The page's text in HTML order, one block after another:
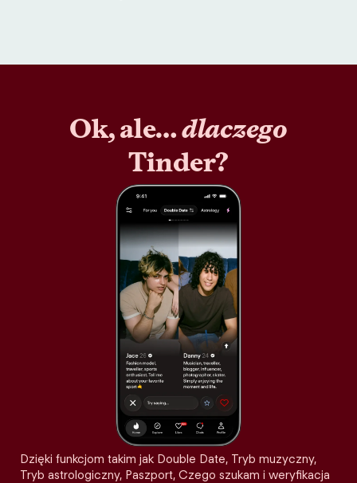
Ok, ale…dlaczego
Tinder?
Dzięki funkcjom takim jak Double Date, Tryb muzyczny,
Tryb astrologiczny, Paszport, Czego szukam i weryfikacja